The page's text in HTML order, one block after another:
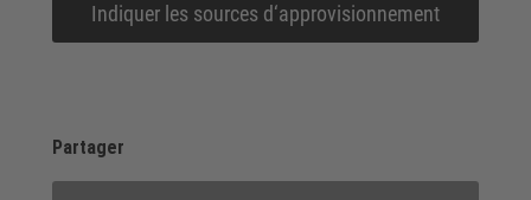
Indiquer les sources d‘approvisionnement
Partager